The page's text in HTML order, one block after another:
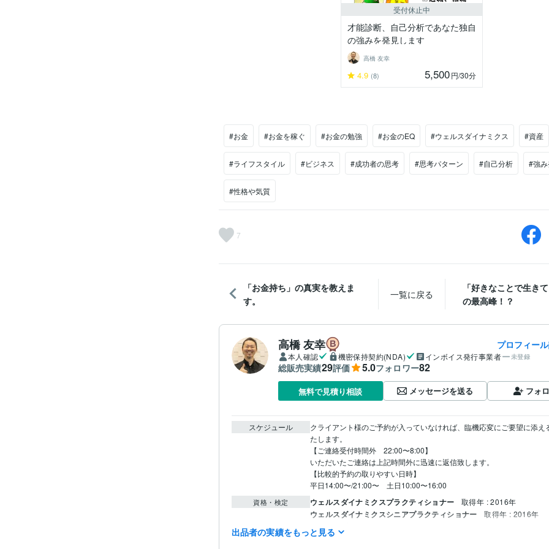
か？A：何かに秀でること、そしてそ
受付休止中
才能診断、自己分析であなた独自
の強みを発見します
高橋 友幸
4.9 (8) 5,500円/30分
#お金 #お金を稼ぐ #お金の勉強 #お金のEQ #ウェルスダイナミクス #資産
#ライフスタイル #ビジネス #成功者の思考 #思考パターン #自己分析 #強
#性格や気質
7
「お金持ち」の真実を教えま
す。
一覧に戻る
「好きなことで生き
の最高峰！？
高橋 友幸 プロフィー
本人確認 機密保持契約(NDA) インボイス発行事業者 未登録
総販売実績29評価 5.0フォロワー82
無料で見積り相談 メッセージを送る フォ
スケジュール
クライアント様のご予約が入っていなければ、臨機応変にご要望に添え
たします。
【ご連絡受付時間外　22:00〜8:00】
いただいたご連絡は上記時間外に迅速に返信致します。
【比較的予約の取りやすい日時】
平日14:00〜/21:00〜　土日10:00〜16:00
資格・検定 ウェルスダイナミクスプラクティショナー 取得年 : 2016年
ウェルスダイナミクスシニアプラクティショナー 取得年 : 2016年
ウェルスダイナミクスコンサルタント
ウェルスダイナミクストレーナー（資格発行者）
出品者の実績をもっと見る